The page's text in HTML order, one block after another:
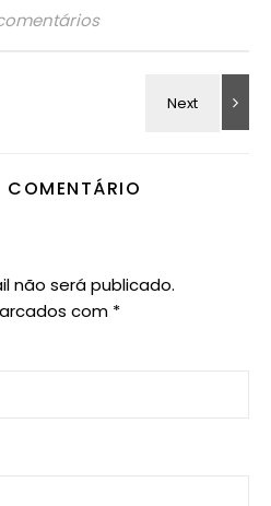
COMENTÁRIO
não será publicado.
com *